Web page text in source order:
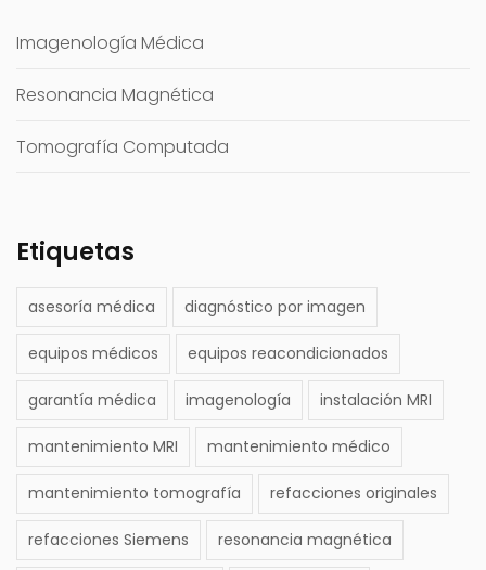
Imagenología Médica
Resonancia Magnética
Tomografía Computada
Etiquetas
asesoría médica diagnóstico por imagen
equipos médicos equipos reacondicionados
garantía médica imagenología instalación MRI
mantenimiento MRI mantenimiento médico
mantenimiento tomografía refacciones originales
refacciones Siemens resonancia magnética